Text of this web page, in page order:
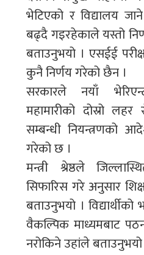
भेटिएको र विद्यालय
बढ्दै गइरहेकाले यस्तो
बताउनुभयो । एसईई
कुनै निर्णय गरेको छैन ।
सरकारले नयाँ
महामारीको दोस्रो
सम्बन्धी नियन्त्रणको
गरेको छ ।
मन्त्री श्रेष्ठले
सिफारिस गरे अनुसार
बताउनुभयो ।
वैकल्पिक माध्यमबाट
नरोकिने उहांले बताउनुभयो